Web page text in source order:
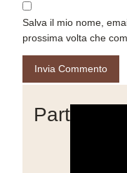
Salva il mio nome,
prossima volta che
Partner